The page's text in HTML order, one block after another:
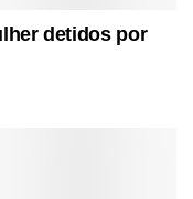
detidos por